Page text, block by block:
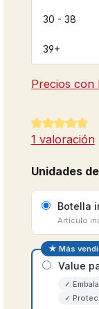
30 - 38
39+
Precios con
Calificación
1 valoración
Unidades
Botella
Artículo
★ Más
Value
✓
✓